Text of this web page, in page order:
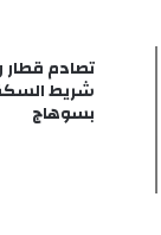
تصادم قطار
شريط
بسوهاج